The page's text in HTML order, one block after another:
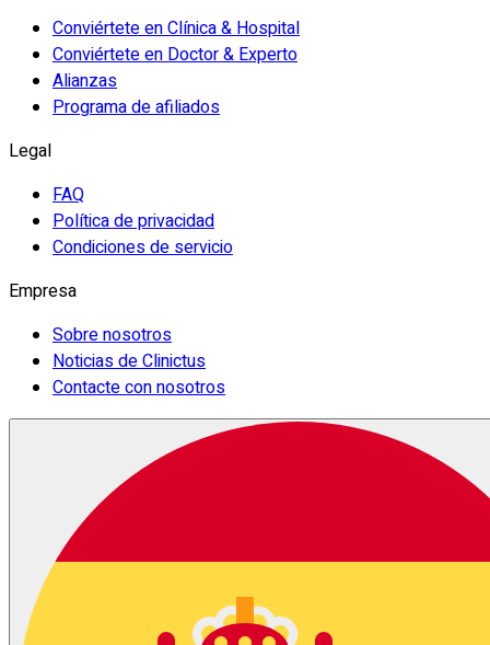
Conviértete en Clínica & Hospital
Conviértete en Doctor & Experto
Alianzas
Programa de afiliados
Legal
FAQ
Política de privacidad
Condiciones de servicio
Empresa
Sobre nosotros
Noticias de Clinictus
Contacte con nosotros